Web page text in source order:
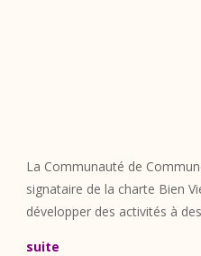
La Communauté de
signataire de la charte Bien
développer des activités à
suite